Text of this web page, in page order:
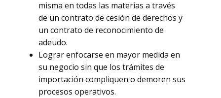
misma en todas las materias a través
de un contrato de cesión de derechos y
un contrato de reconocimiento de
adeudo.
Lograr enfocarse en mayor medida en
su negocio sin que los trámites de
importación compliquen o demoren sus
procesos operativos.